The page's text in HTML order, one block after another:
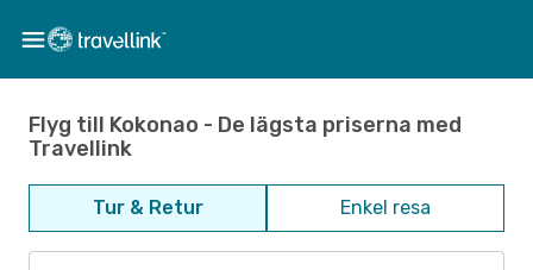
Flyg till Kokonao - De lägsta priserna med
Travellink
Tur & Retur Enkel resa